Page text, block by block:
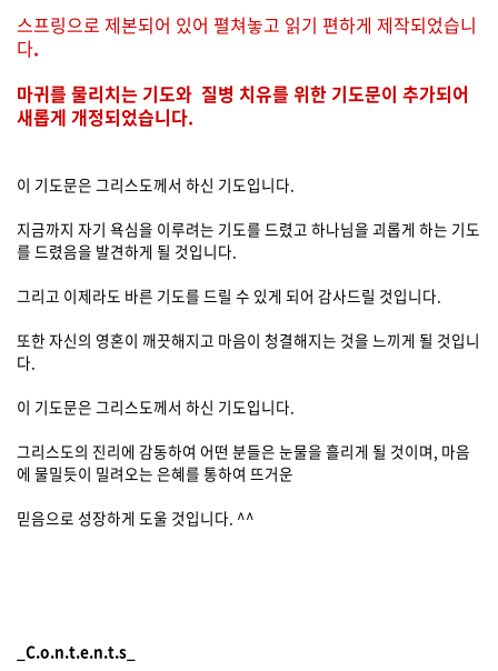
스프링으로 제본되어 있어 펼쳐놓고 읽기 편하게 제작되었습니
다.
마귀를 물리치는 기도와 질병 치유를 위한 기도문이 추가되어
새롭게 개정되었습니다.
이 기도문은 그리스도께서 하신 기도입니다.
지금까지 자기 욕심을 이루려는 기도를 드렸고 하나님을 괴롭게 하는 기도
를 드렸음을 발견하게 될 것입니다.
그리고 이제라도 바른 기도를 드릴 수 있게 되어 감사드릴 것입니다.
또한 자신의 영혼이 깨끗해지고 마음이 청결해지는 것을 느끼게 될 것입니
다.
이 기도문은 그리스도께서 하신 기도입니다.
그리스도의 진리에 감동하여 어떤 분들은 눈물을 흘리게 될 것이며, 마음
에 물밀듯이 밀려오는 은혜를 통하여 뜨거운
믿음으로 성장하게 도울 것입니다. ^^
_C.o.n.t.e.n.t.s_